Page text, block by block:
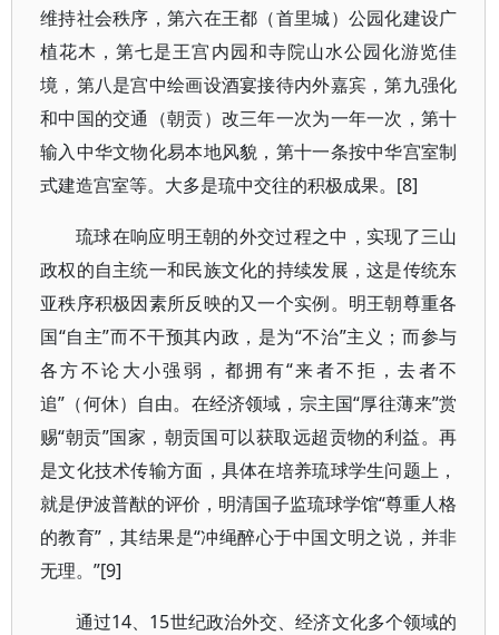
维持社会秩序，第六在王都（首里城）公园化建设广
植花木，第七是王宫内园和寺院山水公园化游览佳
境，第八是宫中绘画设酒宴接待内外嘉宾，第九强化
和中国的交通（朝贡）改三年一次为一年一次，第十
输入中华文物化易本地风貌，第十一条按中华宫室制
式建造宫室等。大多是琉中交往的积极成果。[8]
琉球在响应明王朝的外交过程之中，实现了三山
政权的自主统一和民族文化的持续发展，这是传统东
亚秩序积极因素所反映的又一个实例。明王朝尊重各
国“自主”而不干预其内政，是为“不治”主义；而参与
各方不论大小强弱，都拥有“来者不拒，去者不
追”（何休）自由。在经济领域，宗主国“厚往薄来”赏
赐“朝贡”国家，朝贡国可以获取远超贡物的利益。再
是文化技术传输方面，具体在培养琉球学生问题上，
就是伊波普猷的评价，明清国子监琉球学馆“尊重人格
的教育”，其结果是“冲绳醉心于中国文明之说，并非
无理。”[9]
通过14、15世纪政治外交、经济文化多个领域的